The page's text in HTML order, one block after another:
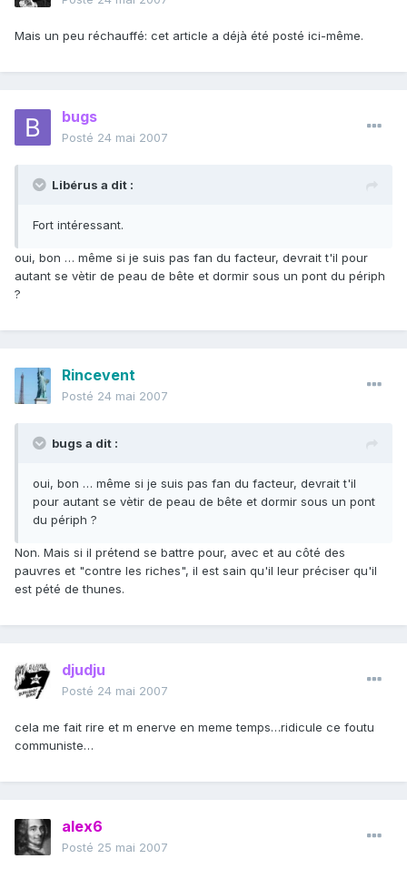
Mais un peu réchauffé: cet article a déjà été posté ici-même.
bugs
Posté 24 mai 2007
Libérus a dit :
Fort intéressant.
oui, bon … même si je suis pas fan du facteur, devrait t'il pour
autant se vètir de peau de bête et dormir sous un pont du périph
?
Rincevent
Posté 24 mai 2007
bugs a dit :
oui, bon … même si je suis pas fan du facteur, devrait t'il
pour autant se vètir de peau de bête et dormir sous un pont
du périph ?
Non. Mais si il prétend se battre pour, avec et au côté des
pauvres et "contre les riches", il est sain qu'il leur préciser qu'il
est pété de thunes.
djudju
Posté 24 mai 2007
cela me fait rire et m enerve en meme temps…ridicule ce foutu
communiste…
alex6
Posté 25 mai 2007